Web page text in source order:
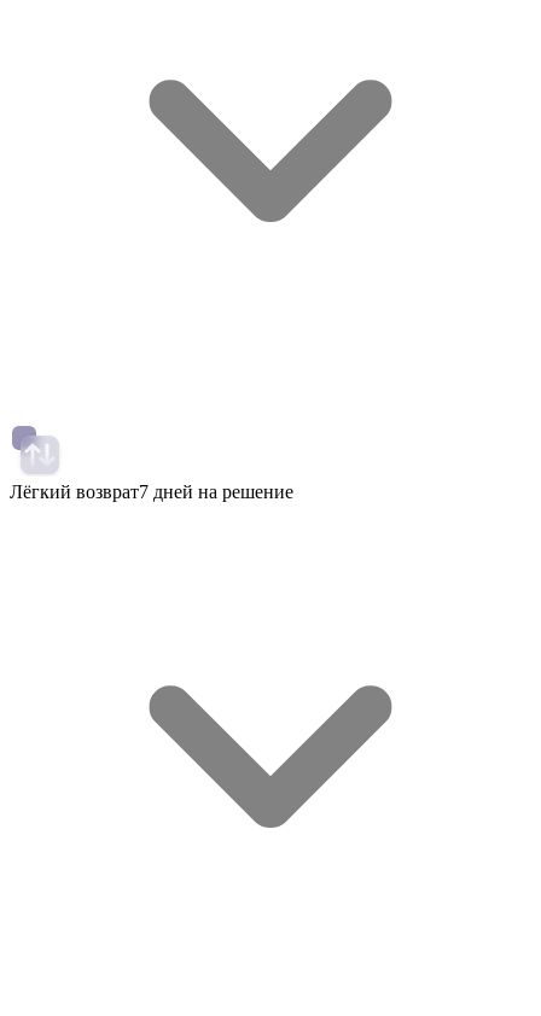
Лёгкий возврат7 дней на решение